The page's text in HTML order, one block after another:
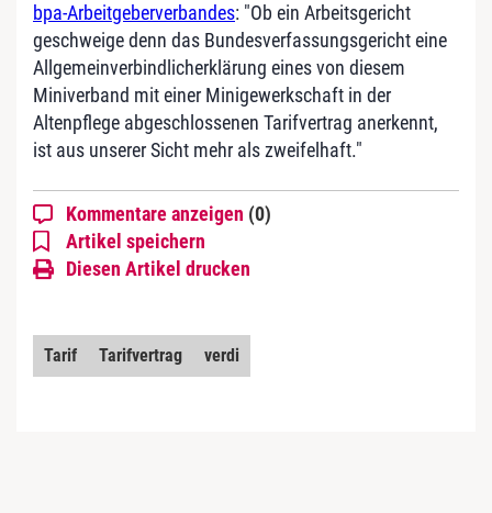
bpa-Arbeitgeberverbandes: "Ob ein Arbeitsgericht
geschweige denn das Bundesverfassungsgericht eine
Allgemeinverbindlicherklärung eines von diesem
Miniverband mit einer Minigewerkschaft in der
Altenpflege abgeschlossenen Tarifvertrag anerkennt,
ist aus unserer Sicht mehr als zweifelhaft."
Kommentare anzeigen (0)
Artikel speichern
Diesen Artikel drucken
Tarif Tarifvertrag verdi